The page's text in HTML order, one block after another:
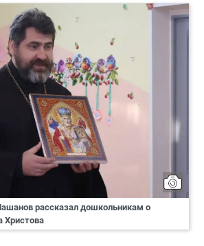
рассказал дошкольникам о
Христова